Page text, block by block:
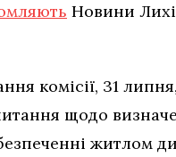
Новини
комісії, 31
щодо
житлом